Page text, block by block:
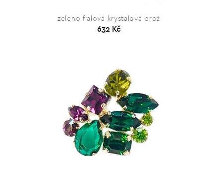
zeleno fialová krystalová brož
632 Kč